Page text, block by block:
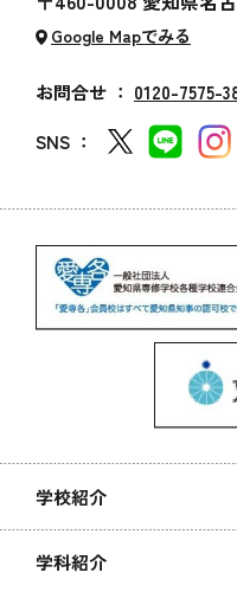
Google Mapでみる
お問合せ ： 0120-7575-
SNS ：
学校紹介
学科紹介